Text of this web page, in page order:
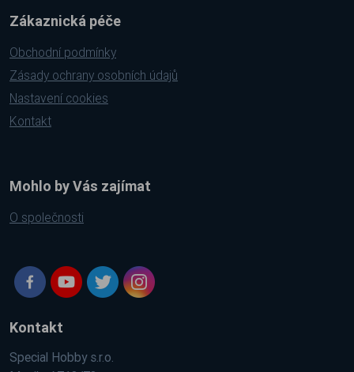
Zákaznická péče
Obchodní podmínky
Zásady ochrany osobních údajů
Nastavení cookies
Kontakt
Mohlo by Vás zajímat
O společnosti
Kontakt
Special Hobby s.r.o.